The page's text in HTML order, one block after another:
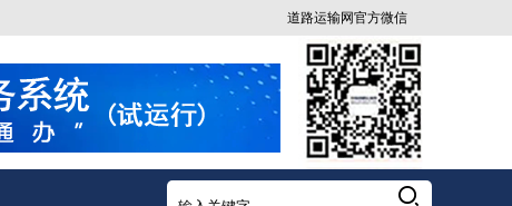
道路运输网官方微信